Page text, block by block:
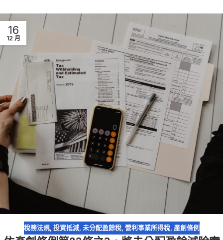
16
12 月
稅務法規, 投資抵減, 未分配盈餘稅, 營利事業所得稅, 產創條例